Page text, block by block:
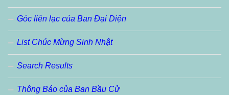
Góc liên lạc của Ban Đại Diện
List Chúc Mừng Sinh Nhật
Search Results
Thông Báo của Ban Bầu Cử